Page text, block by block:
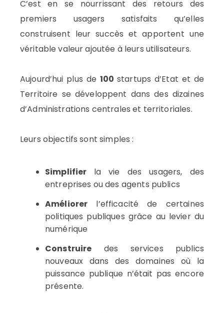
C’est en se nourrissant des retours des
premiers usagers satisfaits qu’elles
construisent leur succès et apportent une
véritable valeur ajoutée à leurs utilisateurs.
Aujourd’hui plus de 100startups d’Etat et de
Territoire se développent dans des dizaines
d’Administrations centrales et territoriales.
Leurs objectifs sont simples :
Simplifier la vie des usagers, des
entreprises ou des agents publics
Améliorer l’efficacité de certaines
politiques publiques grâce au levier du
numérique
Construire des services publics
nouveaux dans des domaines où la
puissance publique n’était pas encore
présente.